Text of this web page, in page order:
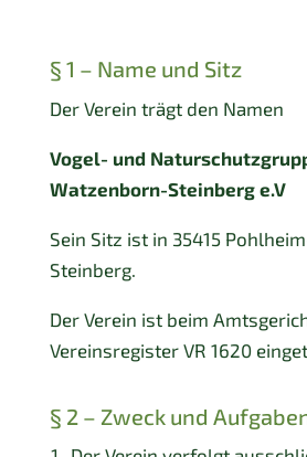
§ 1 – Name und Sitz
Der Verein trägt den Namen
Vogel- und
Watzenborn-Steinberg e.V
Sein Sitz ist in 35415
Steinberg.
Der Verein ist beim
Vereinsregister VR 1620
§ 2 – Zweck und